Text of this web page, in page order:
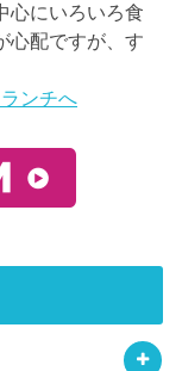
心にいろいろ食
心配ですが、す